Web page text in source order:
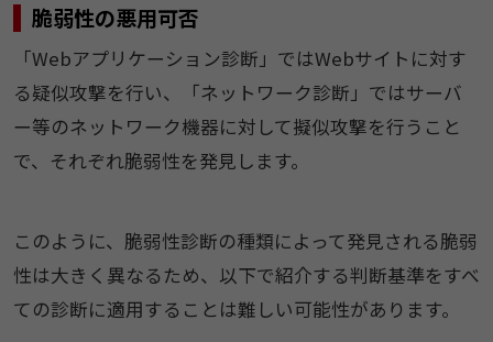
脆弱性の悪用可否
「Webアプリケーション診断」ではWebサイトに対す
る疑似攻撃を行い、「ネットワーク診断」ではサーバ
ー等のネットワーク機器に対して擬似攻撃を行うこと
で、それぞれ脆弱性を発見します。
このように、脆弱性診断の種類によって発見される脆弱
性は大きく異なるため、以下で紹介する判断基準をすべ
ての診断に適用することは難しい可能性があります。